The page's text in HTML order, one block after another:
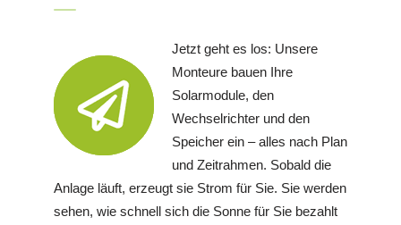
Jetzt geht es los: Unsere
Monteure bauen Ihre
Solarmodule, den
Wechselrichter und den
Speicher ein – alles nach Plan
und Zeitrahmen. Sobald die
Anlage läuft, erzeugt sie Strom für Sie. Sie werden
sehen, wie schnell sich die Sonne für Sie bezahlt